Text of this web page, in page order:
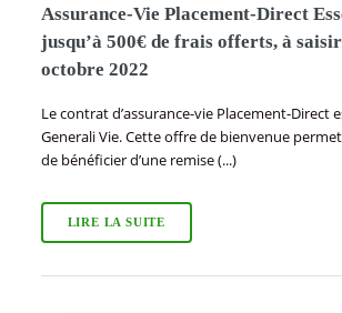
Assurance-Vie Placement-Direct
jusqu’à 500€ de frais offerts, à
octobre 2022
Le contrat d’assurance-vie Placement-Direct
Generali Vie. Cette offre de bienvenue
de bénéficier d’une remise (...)
LIRE LA SUITE